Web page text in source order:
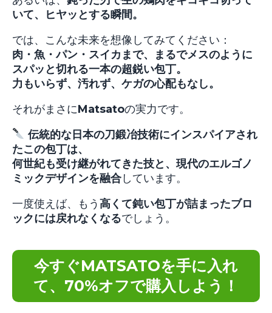
いて、ヒヤッとする瞬間。
では、こんな未来を想像してみてください：
肉・魚・パン・スイカまで、まるでメスのように
スパッと切れる一本の超鋭い包丁。
力もいらず、汚れず、ケガの心配もなし。
それがまさにMatsatoの実力です。
伝統的な日本の刀鍛冶技術にインスパイアされ
たこの包丁は、
何世紀も受け継がれてきた技と、現代のエルゴノ
ミックデザインを融合しています。
一度使えば、もう高くて鈍い包丁が詰まったブロ
ックには戻れなくなるでしょう。
今すぐMATSATOを手に入れ
て、70%オフで購入しよう！